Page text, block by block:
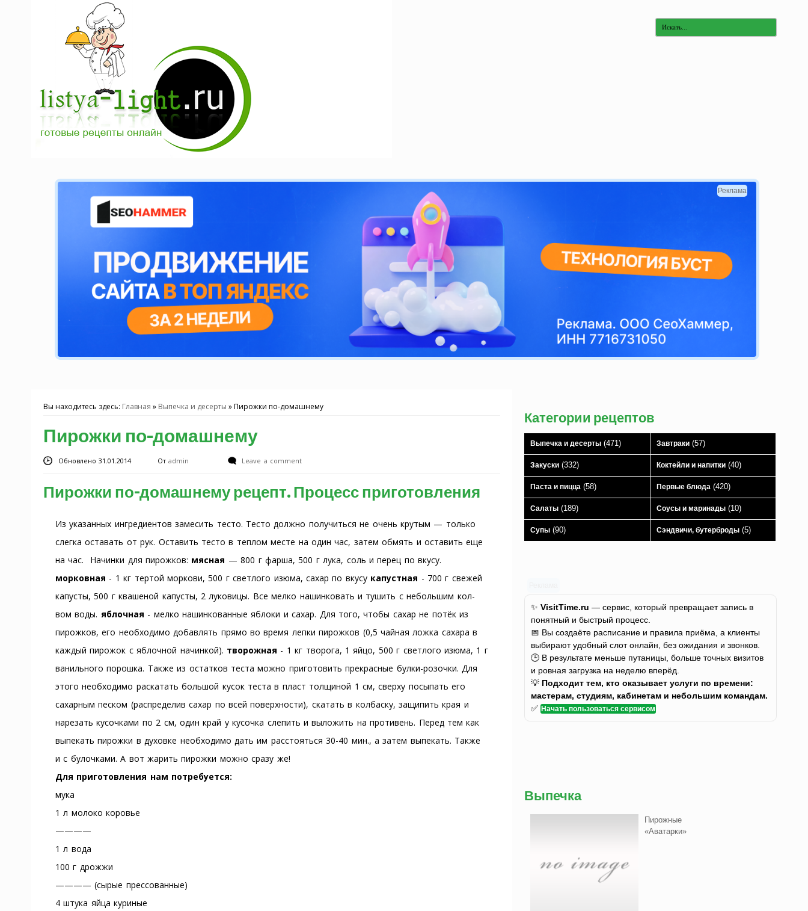
Реклама
Вы находитесь здесь: Главная » Выпечка и десерты »Пирожки по-домашнему
Пирожки по-домашнему
Обновлено 31.01.2014 Отadmin Leave a comment
Пирожки по-домашнему рецепт. Процесс приготовления
Из указанных ингредиентов замесить тесто. Тесто должно получиться не очень крутым — только
слегка оставать от рук. Оставить тесто в теплом месте на один час, затем обмять и оставить еще
на час. Начинки для пирожков: мясная — 800 г фарша, 500 г лука, соль и перец по вкусу.
морковная - 1 кг тертой моркови, 500 г светлого изюма, сахар по вкусу капустная - 700 г свежей
капусты, 500 г квашеной капусты, 2 луковицы. Все мелко нашинковать и тушить с небольшим кол-
вом воды. яблочная - мелко нашинкованные яблоки и сахар. Для того, чтобы сахар не потёк из
пирожков, его необходимо добавлять прямо во время лепки пирожков (0,5 чайная ложка сахара в
каждый пирожок с яблочной начинкой). творожная - 1 кг творога, 1 яйцо, 500 г светлого изюма, 1 г
ванильного порошка. Также из остатков теста можно приготовить прекрасные булки-розочки. Для
этого необходимо раскатать большой кусок теста в пласт толщиной 1 см, сверху посыпать его
сахарным песком (распределив сахар по всей поверхности), скатать в колбаску, защипить края и
нарезать кусочками по 2 см, один край у кусочка слепить и выложить на противень. Перед тем как
выпекать пирожки в духовке необходимо дать им расстояться 30-40 мин., а затем выпекать. Также
и с булочками. А вот жарить пирожки можно сразу же!
Для приготовления нам потребуется:
мука
1 л молоко коровье
————
1 л вода
100 г дрожжи
———— (сырые прессованные)
4 штука яйца куриные
Категории рецептов
Выпечка и десерты (471) Завтраки(57)
Закуски (332) Коктейли и напитки(40)
Паста и пицца (58) Первые блюда (420)
Салаты (189) Соусы и маринады(10)
Супы (90) Сэндвичи, бутерброды(5)
✨ VisitTime.ru — сервис, который превращает запись в
понятный и быстрый процесс.
📅 Вы создаёте расписание и правила приёма, а клиенты
выбирают удобный слот онлайн, без ожидания и звонков.
🕒 В результате меньше путаницы, больше точных визитов
и ровная загрузка на неделю вперёд.
💡 Подходит тем, кто оказывает услуги по времени:
мастерам, студиям, кабинетам и небольшим командам.
✅ Начать пользоваться сервисом
Выпечка
Пирожные
«Аватарки»